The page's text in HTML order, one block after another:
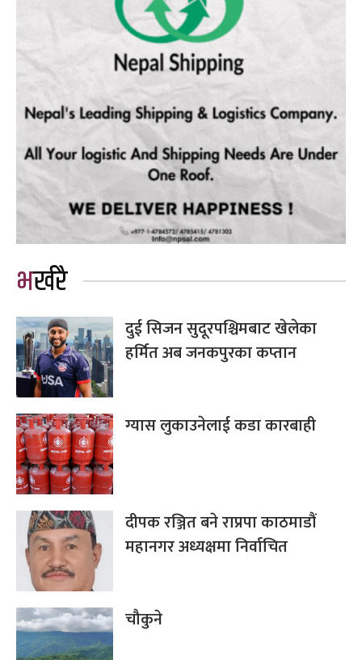
भर्खरै
दुई सिजन सुदूरपश्चिमबाट खेलेका
हर्मित अब जनकपुरका कप्तान
ग्यास लुकाउनेलाई कडा कारबाही
दीपक रञ्जित बने राप्रपा काठमाडौं
महानगर अध्यक्षमा निर्वाचित
चौकुने